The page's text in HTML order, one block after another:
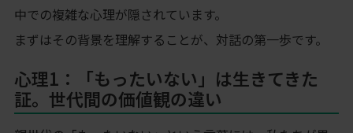
中での複雑な心理が隠されています。
まずはその背景を理解することが、対話の第一歩です。
心理1：「もったいない」は生きてきた
証。世代間の価値観の違い